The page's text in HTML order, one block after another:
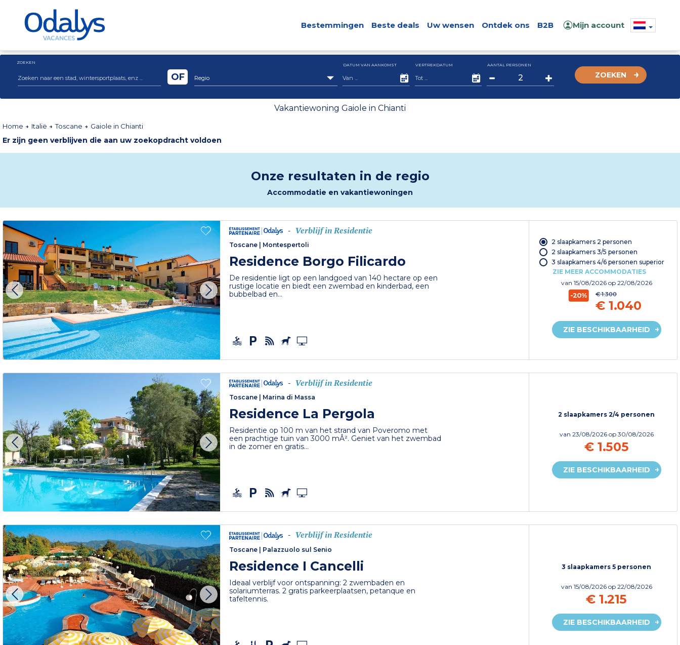
Bestemmingen Beste deals Uw wensen Ontdek ons B2B Mijn account
ZOEKEN
Regio
OF
DATUM VAN AANKOMST VERTREKDATUM AANTAL PERSONEN
ZOEKEN
Vakantiewoning Gaiole in Chianti
Home Italië Toscane Gaiole in Chianti
Er zijn geen verblijven die aan uw zoekopdracht voldoen
Onze resultaten in de regio
Accommodatie en vakantiewoningen
- Verblijf in Residentie
Toscane Montespertoli
Residence Borgo Filicardo
De residentie ligt op een landgoed van 140 hectare op een
rustige locatie en biedt een zwembad en kinderbad, een
bubbelbad en...
2 slaapkamers 2 personen
2 slaapkamers 3/5 personen
3 slaapkamers 4/6 personen superior
ZIE MEER ACCOMMODATIES
van 15/08/2026 op 22/08/2026
-20% € 1.300
€ 1.040
ZIE BESCHIKBAARHEID
- Verblijf in Residentie
Toscane Marina di Massa
Residence La Pergola
Residentie op 100 m van het strand van Poveromo met
een prachtige tuin van 3000 mÂ². Geniet van het zwembad
in de zomer en gratis...
2 slaapkamers 2/4 personen
van 23/08/2026 op 30/08/2026
€ 1.505
ZIE BESCHIKBAARHEID
- Verblijf in Residentie
Toscane Palazzuolo sul Senio
Residence I Cancelli
Ideaal verblijf voor ontspanning: 2 zwembaden en
solariumterras. 2 gratis parkeerplaatsen, petanque en
tafeltennis.
3 slaapkamers 5 personen
van 15/08/2026 op 22/08/2026
€ 1.215
ZIE BESCHIKBAARHEID